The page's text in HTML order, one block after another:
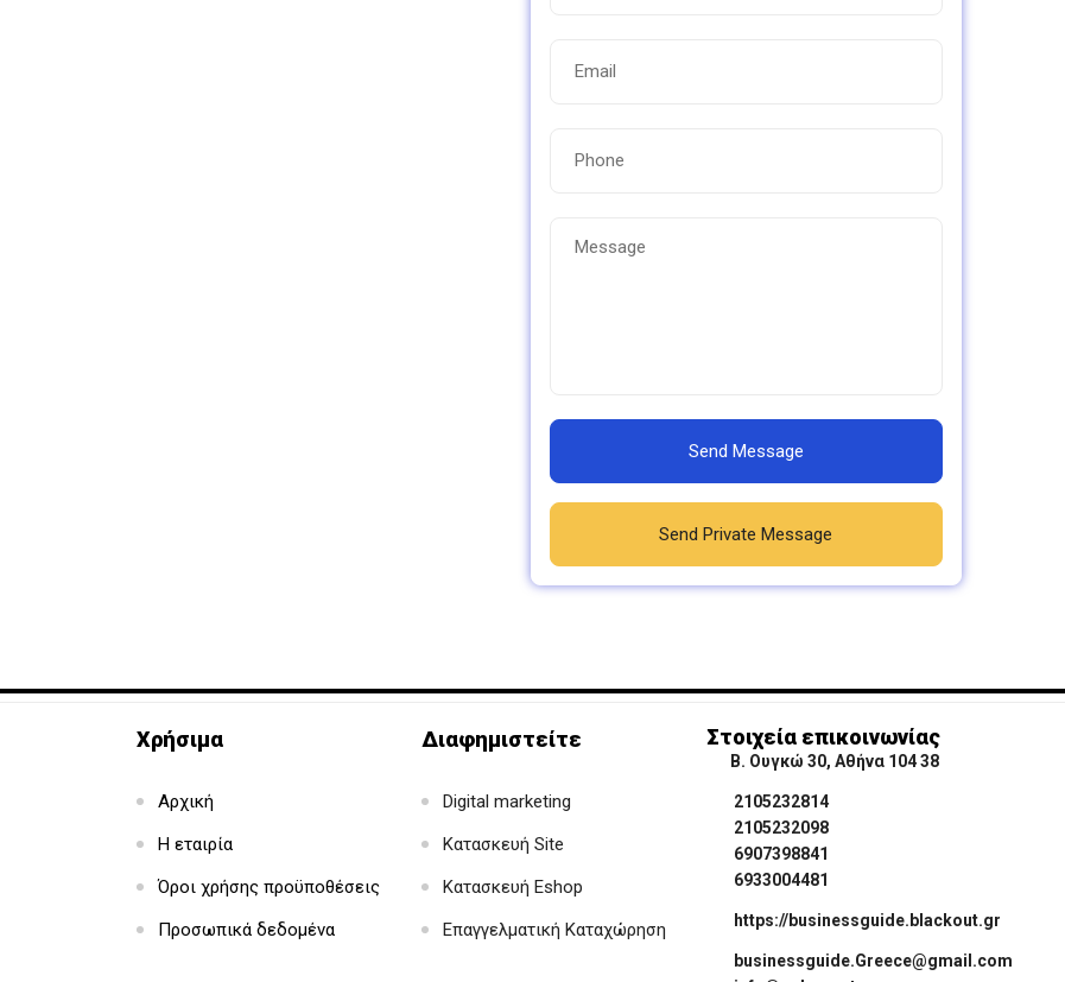
Send Message
Send Private Message
Χρήσιμα
Αρχική
Η εταιρία
Όροι χρήσης προϋποθέσεις
Προσωπικά δεδομένα
Διαφημιστείτε
Digital marketing
Κατασκευή Site
Κατασκευή Eshop
Επαγγελματική Καταχώρηση
Στοιχεία επικοινωνίας
Β. Ουγκώ 30, Αθήνα 104 38
2105232814
2105232098
6907398841
6933004481
https://businessguide.blackout.gr
businessguide.Greece@gmail.com